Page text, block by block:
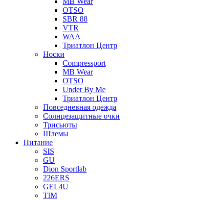
OTSO
SBR 88
VTR
WAA
Триатлон Центр
Носки
Compressport
MB Wear
OTSO
Under By Me
Триатлон Центр
Повседневная одежда
Солнцезащитные очки
Трисьюты
Шлемы
Питание
SIS
GU
Dion Sportlab
226ERS
GEL4U
TIM